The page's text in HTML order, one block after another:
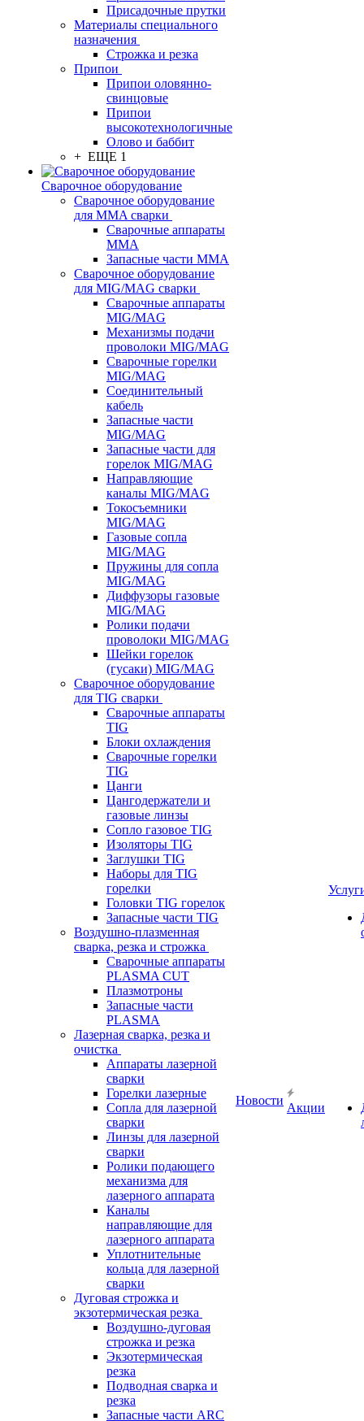
Присадочные прутки
Материалы специального
назначения
Строжка и резка
Припои
Припои оловянно-
свинцовые
Припои
высокотехнологичные
Олово и баббит
+ ЕЩЕ 1
Сварочное оборудование
Сварочное оборудование
для MMA сварки
Сварочные аппараты
MMA
Запасные части MMA
Сварочное оборудование
для MIG/MAG сварки
Сварочные аппараты
MIG/MAG
Механизмы подачи
проволоки MIG/MAG
Сварочные горелки
MIG/MAG
Соединительный
кабель
Запасные части
MIG/MAG
Запасные части для
горелок MIG/MAG
Направляющие
каналы MIG/MAG
Токосъемники
MIG/MAG
Газовые сопла
MIG/MAG
Пружины для сопла
MIG/MAG
Диффузоры газовые
MIG/MAG
Ролики подачи
проволоки MIG/MAG
Шейки горелок
(гусаки) MIG/MAG
Сварочное оборудование
для TIG сварки
Сварочные аппараты
TIG
Блоки охлаждения
Сварочные горелки
TIG
Цанги
Цангодержатели и
газовые линзы
Сопло газовое TIG
Изоляторы TIG
Заглушки TIG
Наборы для TIG
горелки
Головки TIG горелок
Запасные части TIG
Воздушно-плазменная
сварка, резка и строжка
Сварочные аппараты
PLASMA CUT
Плазмотроны
Запасные части
PLASMA
Лазерная сварка, резка и
очистка
Аппараты лазерной
сварки
Горелки лазерные
Сопла для лазерной
сварки
Линзы для лазерной
сварки
Ролики подающего
механизма для
лазерного аппарата
Каналы
направляющие для
лазерного аппарата
Уплотнительные
кольца для лазерной
сварки
Дуговая строжка и
экзотермическая резка
Воздушно-дуговая
строжка и резка
Экзотермическая
резка
Подводная сварка и
резка
Запасные части ARC
Новости
Акции